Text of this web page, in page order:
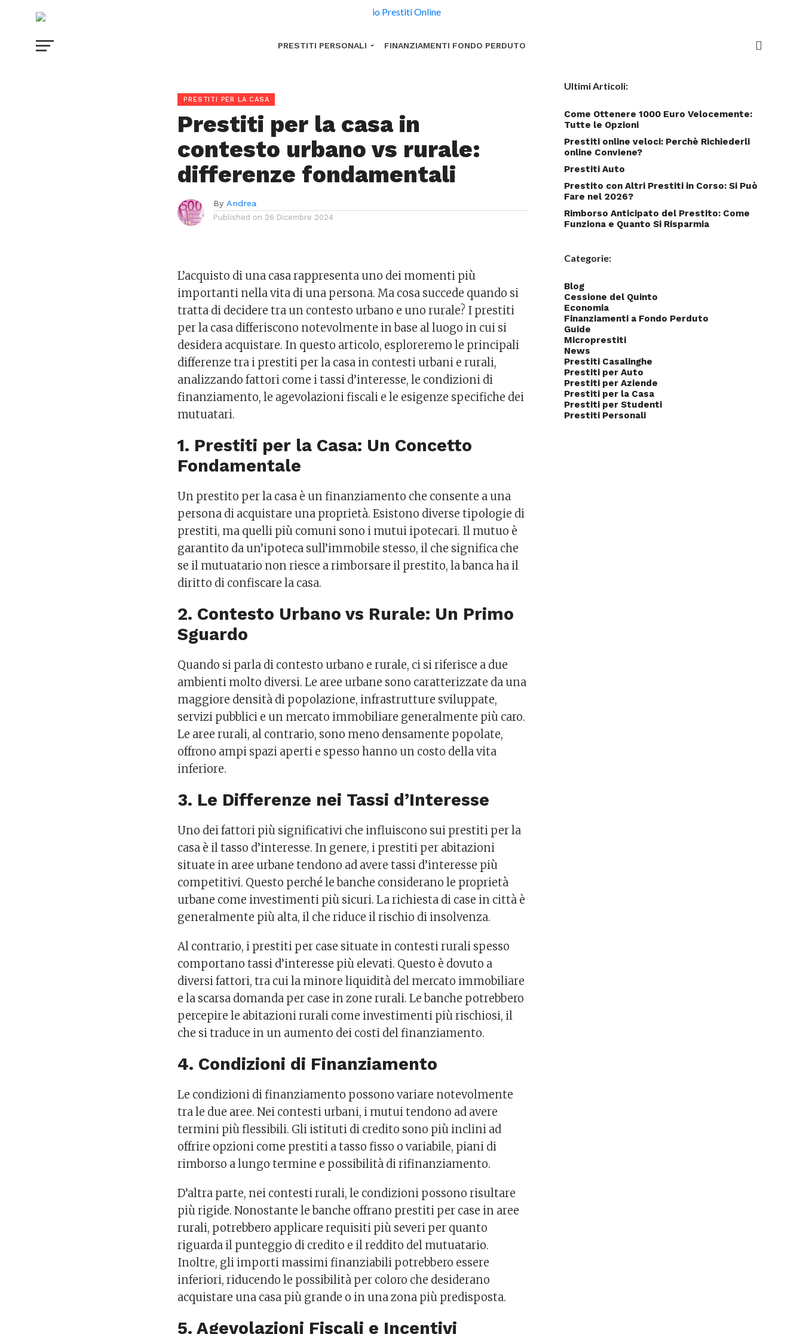
PRESTITI PERSONALI FINANZIAMENTI FONDO PERDUTO
PRESTITI PER LA CASA
Prestiti per la casa in
contesto urbano vs rurale:
differenze fondamentali
By Andrea
Published on 26 Dicembre 2024
L’acquisto di una casa rappresenta uno dei momenti più
importanti nella vita di una persona. Ma cosa succede quando si
tratta di decidere tra un contesto urbano e uno rurale? I prestiti
per la casa differiscono notevolmente in base al luogo in cui si
desidera acquistare. In questo articolo, esploreremo le principali
differenze tra i prestiti per la casa in contesti urbani e rurali,
analizzando fattori come i tassi d’interesse, le condizioni di
finanziamento, le agevolazioni fiscali e le esigenze specifiche dei
mutuatari.
1. Prestiti per la Casa: Un Concetto
Fondamentale
Un prestito per la casa è un finanziamento che consente a una
persona di acquistare una proprietà. Esistono diverse tipologie di
prestiti, ma quelli più comuni sono i mutui ipotecari. Il mutuo è
garantito da un’ipoteca sull’immobile stesso, il che significa che
se il mutuatario non riesce a rimborsare il prestito, la banca ha il
diritto di confiscare la casa.
2. Contesto Urbano vs Rurale: Un Primo
Sguardo
Quando si parla di contesto urbano e rurale, ci si riferisce a due
ambienti molto diversi. Le aree urbane sono caratterizzate da una
maggiore densità di popolazione, infrastrutture sviluppate,
servizi pubblici e un mercato immobiliare generalmente più caro.
Le aree rurali, al contrario, sono meno densamente popolate,
offrono ampi spazi aperti e spesso hanno un costo della vita
inferiore.
3. Le Differenze nei Tassi d’Interesse
Uno dei fattori più significativi che influiscono sui prestiti per la
casa è il tasso d’interesse. In genere, i prestiti per abitazioni
situate in aree urbane tendono ad avere tassi d’interesse più
competitivi. Questo perché le banche considerano le proprietà
urbane come investimenti più sicuri. La richiesta di case in città è
generalmente più alta, il che riduce il rischio di insolvenza.
Al contrario, i prestiti per case situate in contesti rurali spesso
comportano tassi d’interesse più elevati. Questo è dovuto a
diversi fattori, tra cui la minore liquidità del mercato immobiliare
e la scarsa domanda per case in zone rurali. Le banche potrebbero
percepire le abitazioni rurali come investimenti più rischiosi, il
che si traduce in un aumento dei costi del finanziamento.
4. Condizioni di Finanziamento
Le condizioni di finanziamento possono variare notevolmente
tra le due aree. Nei contesti urbani, i mutui tendono ad avere
termini più flessibili. Gli istituti di credito sono più inclini ad
offrire opzioni come prestiti a tasso fisso o variabile, piani di
rimborso a lungo termine e possibilità di rifinanziamento.
D’altra parte, nei contesti rurali, le condizioni possono risultare
più rigide. Nonostante le banche offrano prestiti per case in aree
rurali, potrebbero applicare requisiti più severi per quanto
riguarda il punteggio di credito e il reddito del mutuatario.
Inoltre, gli importi massimi finanziabili potrebbero essere
inferiori, riducendo le possibilità per coloro che desiderano
acquistare una casa più grande o in una zona più predisposta.
5. Agevolazioni Fiscali e Incentivi
Ultimi Articoli:
Come Ottenere 1000 Euro Velocemente:
Tutte le Opzioni
Prestiti online veloci: Perchè Richiederli
online Conviene?
Prestiti Auto
Prestito con Altri Prestiti in Corso: Si Può
Fare nel 2026?
Rimborso Anticipato del Prestito: Come
Funziona e Quanto Si Risparmia
Categorie:
Blog
Cessione del Quinto
Economia
Finanziamenti a Fondo Perduto
Guide
Microprestiti
News
Prestiti Casalinghe
Prestiti per Auto
Prestiti per Aziende
Prestiti per la Casa
Prestiti per Studenti
Prestiti Personali